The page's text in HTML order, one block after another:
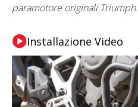
paramotore originali Triumph.
Installazione Video